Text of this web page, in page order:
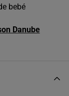
bebé
Danube